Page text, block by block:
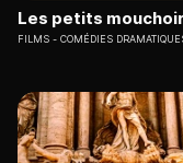
Les petits
FILMS COMÉDIES